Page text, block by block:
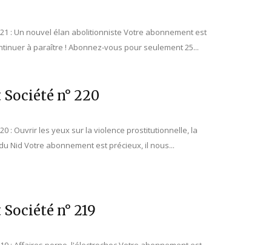
: Un nouvel élan abolitionniste Votre abonnement est
à paraître ! Abonnez-vous pour seulement 25...
n° 220
: Ouvrir les yeux sur la violence prostitutionnelle, la
Nid Votre abonnement est précieux, il nous...
n° 219